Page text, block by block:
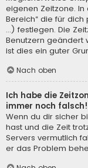
eigenen Zeitzone. In
Bereich“ die für
...) festlegen. Die
Benutzern geändert
ist dies ein guter
Nach oben
Ich habe die
immer noch falsch!
Wenn du dir sicher
hast und die Zeit
Servers vermutlich
er das Problem